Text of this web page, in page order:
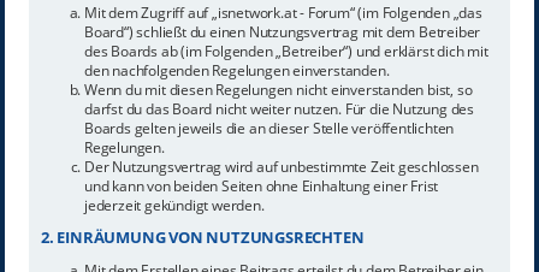
Mit dem Zugriff auf „isnetwork.at - Forum“ (im Folgenden „das
Board“) schließt du einen Nutzungsvertrag mit dem Betreiber
des Boards ab (im Folgenden „Betreiber“) und erklärst dich mit
den nachfolgenden Regelungen einverstanden.
Wenn du mit diesen Regelungen nicht einverstanden bist, so
darfst du das Board nicht weiter nutzen. Für die Nutzung des
Boards gelten jeweils die an dieser Stelle veröffentlichten
Regelungen.
Der Nutzungsvertrag wird auf unbestimmte Zeit geschlossen
und kann von beiden Seiten ohne Einhaltung einer Frist
jederzeit gekündigt werden.
2. EINRÄUMUNG VON NUTZUNGSRECHTEN